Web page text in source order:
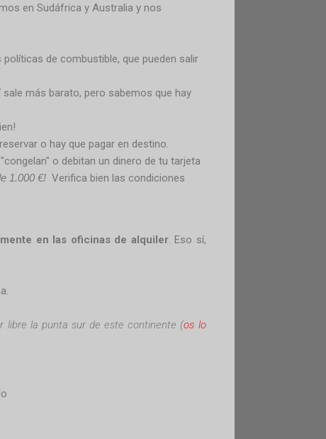
en Sudáfrica y Australia y nos
de combustible, que pueden salir
más barato, pero sabemos que hay
o hay que pagar en destino.
o debitan un dinero de tu tarjeta
1.000 €! Verifica bien las condiciones
en las oficinas de alquiler. Eso sí,
libre la punta sur de este continente (os lo